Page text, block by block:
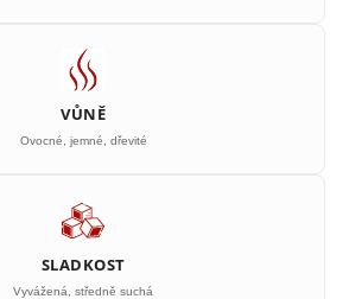
VŮNĚ
Ovocné, jemné, dřevité
SLADKOST
Vyvážená, středně suchá